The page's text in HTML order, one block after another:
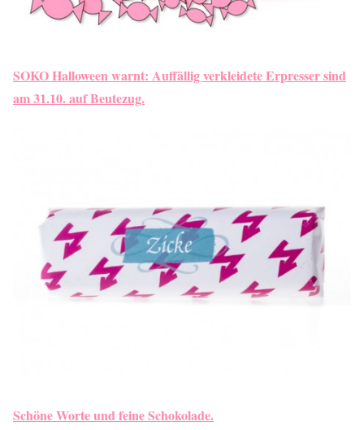
SOKO Halloween warnt: Auffällig verkleidete Erpresser sind
am 31.10. auf Beutezug.
Schöne Worte und feine Schokolade.